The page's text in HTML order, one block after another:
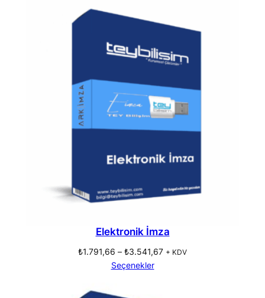
Elektronik İmza
₺1.791,66 – ₺3.541,67Fiyat
+ KDV
Seçenekler